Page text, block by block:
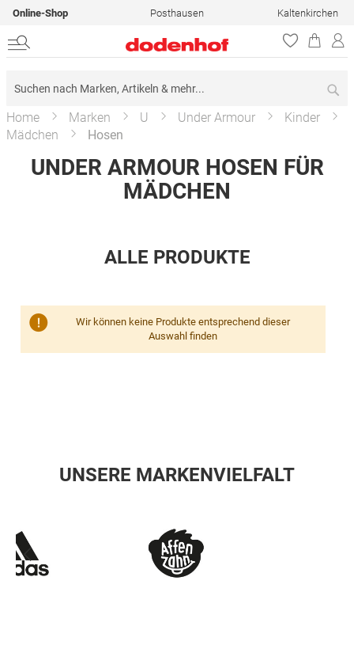
Online-Shop Posthausen Kaltenkirchen
Home Marken U Under Armour
Kinder
Mädchen
Hosen
UNDER ARMOUR HOSEN FÜR
MÄDCHEN
ALLE PRODUKTE
Wir können keine Produkte entsprechend dieser
Auswahl finden
UNSERE MARKENVIELFALT